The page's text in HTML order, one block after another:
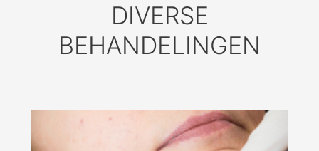
DIVERSE
BEHANDELINGEN